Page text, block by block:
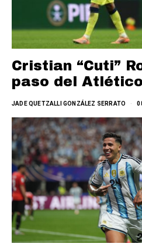
Cristian “Cuti”
paso del
JADE QUETZALLI GONZÁLEZ SERRATO